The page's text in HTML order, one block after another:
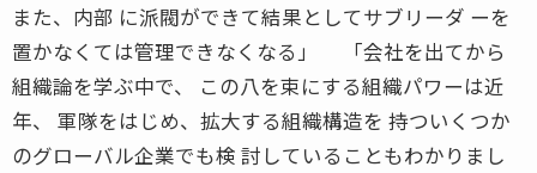
また、内部 に派閥ができて結果としてサブリーダ ーを
置かなくては管理できなくなる」 「会社を出てから
組織論を学ぶ中で、 この八を束にする組織パワーは近
年、 軍隊をはじめ、拡大する組織構造を 持ついくつか
のグローバル企業でも検 討していることもわかりまし